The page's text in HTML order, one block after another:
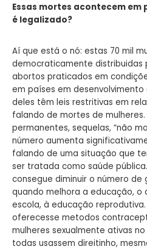
Essas mortes acontecem
é legalizado?
Aí que está o nó: estas 70 mil
democraticamente distribuidas
abortos praticados em
em países em
deles têm leis restritivas em
falando de mortes de
permanentes, sequelas, “não
número aumenta
falando de uma situação que
ser tratada como saúde
consegue diminuir o número
quando melhora a educação, o
escola, à educação
oferecesse metodos
mulheres sexualmente ativas
todas usassem direitinho,